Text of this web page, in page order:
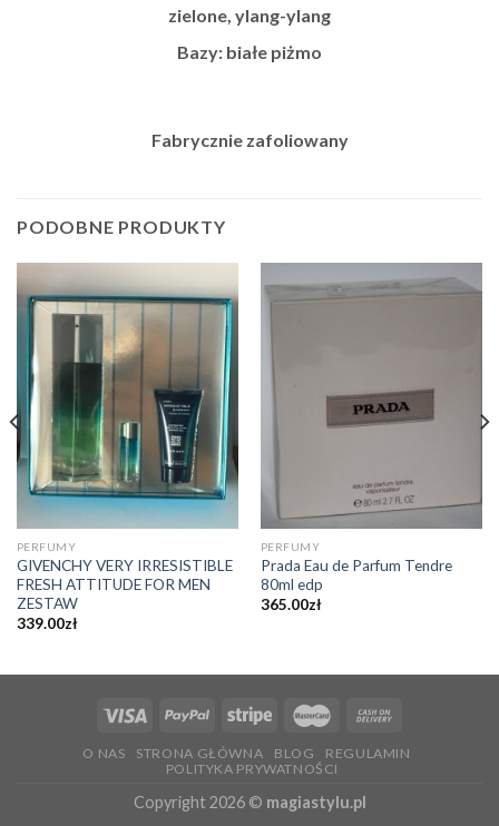
zielone, ylang-ylang
Bazy: białe piżmo
Fabrycznie zafoliowany
PODOBNE PRODUKTY
PERFUMY
GIVENCHY VERY IRRESISTIBLE
FRESH ATTITUDE FOR MEN
ZESTAW
339.00zł
PERFUMY
Prada Eau de Parfum Tendre
80ml edp
365.00zł
O NAS STRONA GŁÓWNA BLOG
REGULAMIN
POLITYKA PRYWATNOŚCI
Copyright 2026 © magiastylu.pl